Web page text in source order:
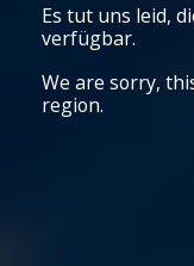
Es tut uns leid,
verfügbar.
We are sorry,
region.